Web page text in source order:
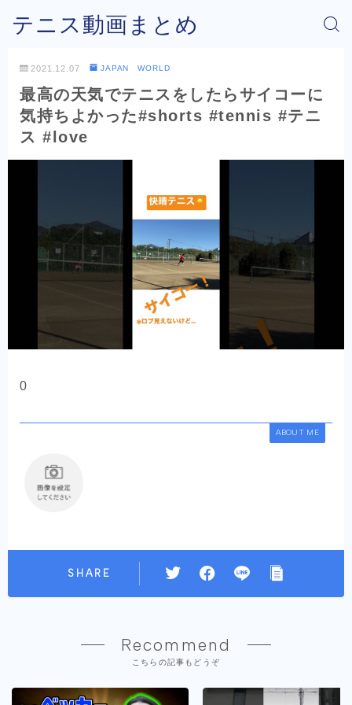
テニス動画まとめ
2021.12.07 JAPAN WORLD
最高の天気でテニスをしたらサイコーに
気持ちよかった#shorts #tennis #テニ
ス #love
0
ABOUT ME
SHARE
Recommend
こちらの記事もどうぞ